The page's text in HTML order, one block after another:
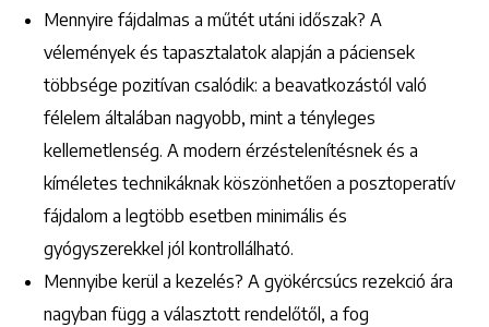
Mennyire fájdalmas a műtét utáni időszak? A
vélemények és tapasztalatok alapján a páciensek
többsége pozitívan csalódik: a beavatkozástól való
félelem általában nagyobb, mint a tényleges
kellemetlenség. A modern érzéstelenítésnek és a
kíméletes technikáknak köszönhetően a posztoperatív
fájdalom a legtöbb esetben minimális és
gyógyszerekkel jól kontrollálható.
Mennyibe kerül a kezelés? A gyökércsúcs rezekció ára
nagyban függ a választott rendelőtől, a fog